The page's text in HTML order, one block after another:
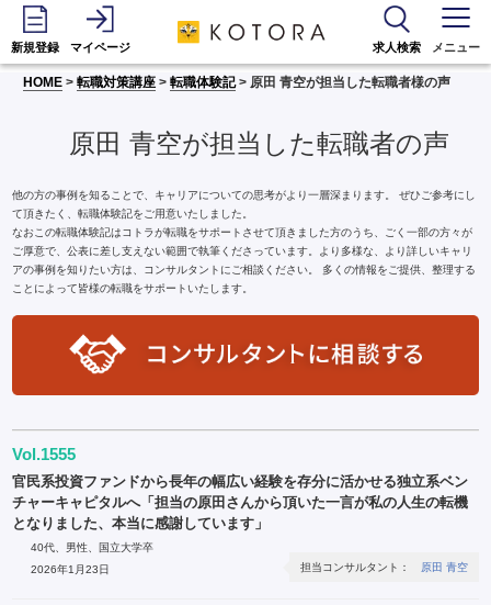
新規登録 マイページ 求人検索 メニュー
HOME >転職対策講座 >転職体験記> 原田 青空が担当した転職者様の声
原田 青空が担当した転職者の声
他の方の事例を知ることで、キャリアについての思考がより一層深まります。 ぜひご参考にし
て頂きたく、転職体験記をご用意いたしました。
なおこの転職体験記はコトラが転職をサポートさせて頂きました方のうち、ごく一部の方々が
ご厚意で、公表に差し支えない範囲で執筆くださっています。より多様な、より詳しいキャリ
アの事例を知りたい方は、コンサルタントにご相談ください。 多くの情報をご提供、整理する
ことによって皆様の転職をサポートいたします。
Vol.1555
官民系投資ファンドから長年の幅広い経験を存分に活かせる独立系ベン
チャーキャピタルへ「担当の原田さんから頂いた一言が私の人生の転機
となりました、本当に感謝しています」
40代、男性、国立大学卒
2026年1月23日
担当コンサルタント： 原田 青空